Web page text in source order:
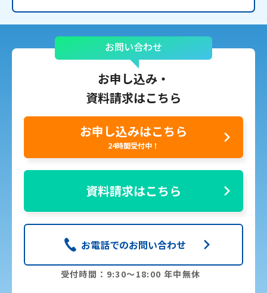
お問い合わせ
お申し込み・
資料請求はこちら
お申し込みはこちら
24時間受付中！
資料請求はこちら
お電話でのお問い合わせ
受付時間：9:30〜18:00 年中無休